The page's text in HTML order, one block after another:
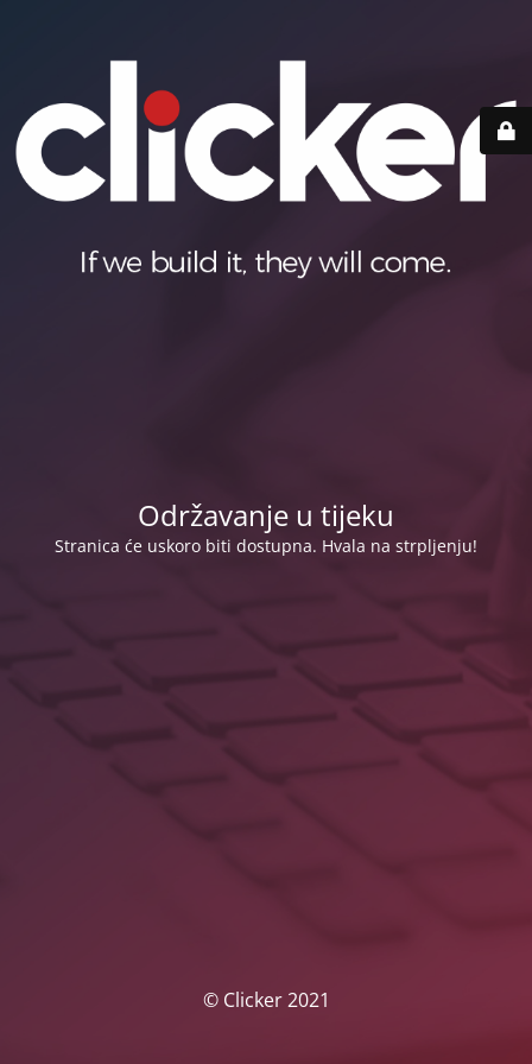
Održavanje u tijeku
Stranica će uskoro biti dostupna. Hvala na strpljenju!
© Clicker 2021